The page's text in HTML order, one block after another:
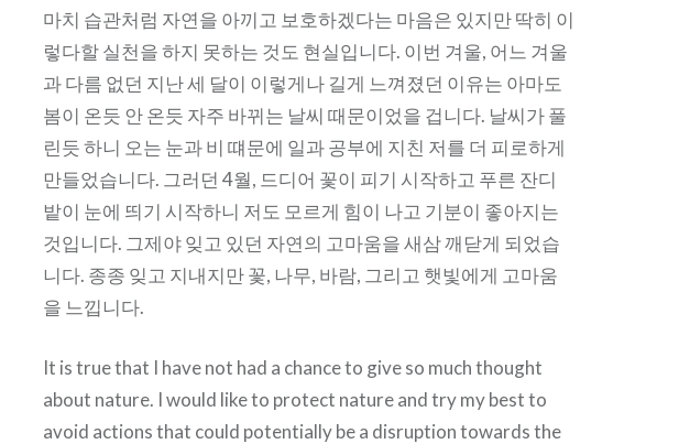
마치 습관처럼 자연을 아끼고 보호하겠다는 마음은 있지만 딱히 이
렇다할 실천을 하지 못하는 것도 현실입니다. 이번 겨울, 어느 겨울
과 다름 없던 지난 세 달이 이렇게나 길게 느껴졌던 이유는 아마도
봄이 온듯 안 온듯 자주 바뀌는 날씨 때문이었을 겁니다. 날씨가 풀
린듯 하니 오는 눈과 비 떄문에 일과 공부에 지친 저를 더 피로하게
만들었습니다. 그러던 4월, 드디어 꽃이 피기 시작하고 푸른 잔디
밭이 눈에 띄기 시작하니 저도 모르게 힘이 나고 기분이 좋아지는
것입니다. 그제야 잊고 있던 자연의 고마움을 새삼 깨닫게 되었습
니다. 종종 잊고 지내지만 꽃, 나무, 바람, 그리고 햇빛에게 고마움
을 느낍니다.
It is true that I have not had a chance to give so much thought
about nature. I would like to protect nature and try my best to
avoid actions that could potentially be a disruption towards the